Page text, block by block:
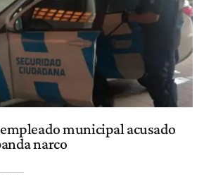
municipal acusado
narco